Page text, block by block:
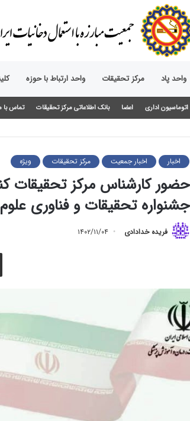
واحد پاد مرکز تحقیقات واحد ارتباط با حوزه‌
اتوماسیون اداری اعضا بانک اطلاعاتی مرکز تحقیقات تماس با
اخبار اخبار جمعیت مرکز تحقیقات ویژه
حضور کارشناس مرکز تحقیقات
جشنواره تحقیقات و فناوری
فریده خدادادی ۱۴۰۲/۱۱/۰۴